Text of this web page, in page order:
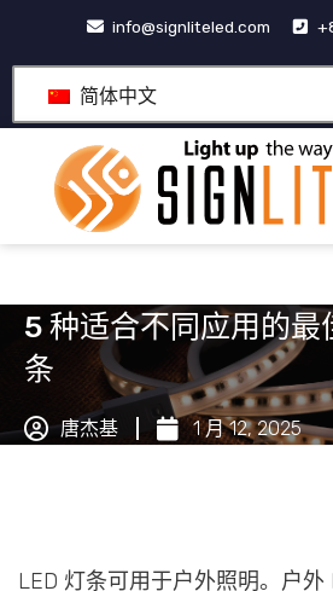
内
info@signliteled.com
简体中文
5 种适合不同应用的最
条
唐杰基 1 月 12, 2025
LED 灯条可用于户外照明。户外